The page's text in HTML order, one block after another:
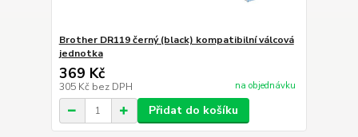
Brother DR119 černý (black) kompatibilní válcová
jednotka
369 Kč
305 Kč bez DPH na objednávku
Přidat do košíku